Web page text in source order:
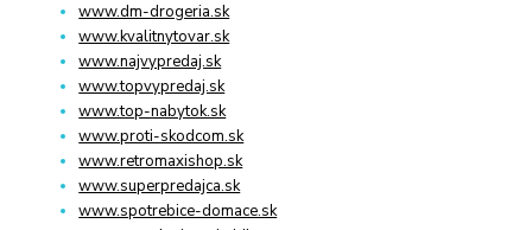
www.dm-drogeria.sk
www.kvalitnytovar.sk
www.najvypredaj.sk
www.topvypredaj.sk
www.top-nabytok.sk
www.proti-skodcom.sk
www.retromaxishop.sk
www.superpredajca.sk
www.spotrebice-domace.sk